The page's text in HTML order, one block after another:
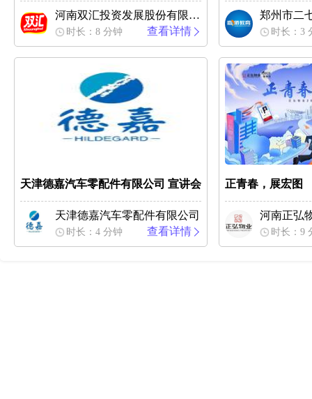
河南双汇投资发展股份有限公司
时长：8 分钟 查看详情
郑州市二
时长：3
天津德嘉汽车零配件有限公司 宣讲会
天津德嘉汽车零配件有限公司
时长：4 分钟 查看详情
正青春，展宏图
河南正弘
时长：9